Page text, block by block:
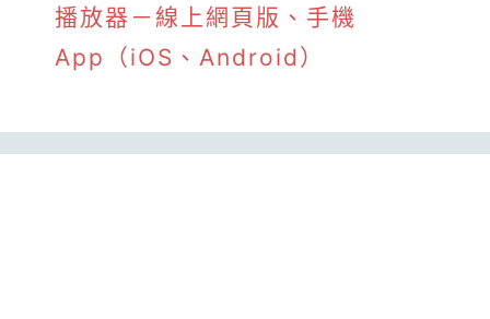
播放器－線上網頁版、手機
App（iOS、Android）